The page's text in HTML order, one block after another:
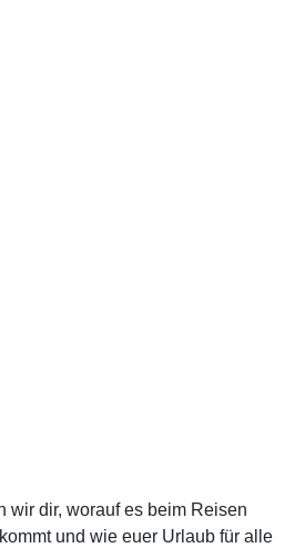
wir dir, worauf es beim Reisen
und wie euer Urlaub für alle